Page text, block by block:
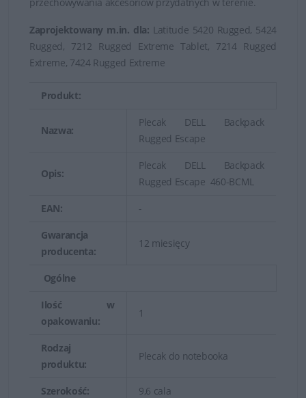
można dobrać fason, kolorystykę, rodzaj i rozmiar
plecaka lub torby do indywidualnych predyspozycji.
Wysoka jakość i świetne wykonanie
dbałość o każdy szczegół. Posiadają przemyślaną
konstrukcję, która umożliwia zmieszczenie laptopa, ale i
potrzebnych akcesoriów. Wybrane modele toreb
posiadają dodatkowe kieszenie na dokumenty, tablet i
niezbędne podczas podróży rzeczy. Uchwyty i paski
Zaprojektowany m.in. dla: Latitude 5420 Rugged, 5424
Rugged, 7212 Rugged Extreme Tablet, 7214 Rugged
Extreme, 7424 Rugged Extreme
Produkt:
Nazwa:
Plecak DELL Backpack
Rugged Escape
Opis:
Plecak DELL Backpack
Rugged Escape 460-BCML
EAN: -
Gwarancja
producenta:
12 miesięcy
Ogólne
Ilość w
opakowaniu:
1
Rodzaj
produktu:
Plecak do notebooka
Szerokość: 9,6 cala